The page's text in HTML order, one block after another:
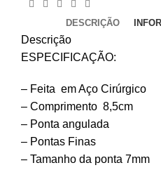
DESCRIÇÃO
Descrição
ESPECIFICAÇÃO:
– Feita em Aço Cirúrgico
– Comprimento 8,5cm
– Ponta angulada
– Pontas Finas
– Tamanho da ponta 7mm